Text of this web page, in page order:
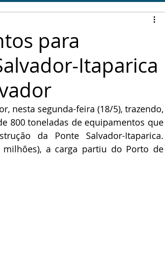
para
Itaparica
nesta segunda-feira (18/5), trazendo,
800 toneladas de equipamentos que
da Ponte Salvador-Itaparica.
a carga partiu do Porto de